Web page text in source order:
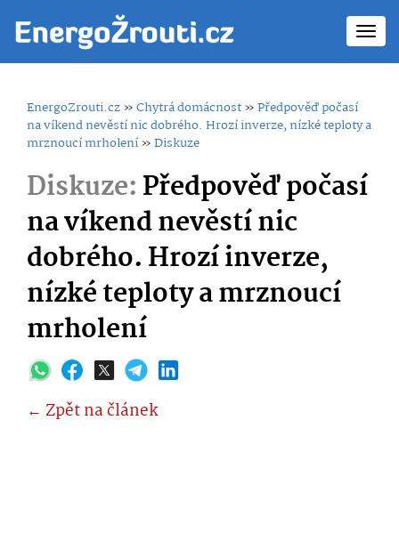
EnergoZrouti.cz»Chytrá domácnost»Předpověď počasí
na víkend nevěstí nic dobrého. Hrozí inverze, nízké teploty a
mrznoucí mrholení»Diskuze
Diskuze:Předpověď počasí
na víkend nevěstí nic
dobrého. Hrozí inverze,
nízké teploty a mrznoucí
mrholení
← Zpět na článek